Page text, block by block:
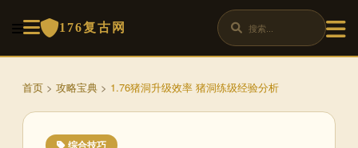
176复古网
首页 > 攻略宝典 > 1.76猪洞升级效率 猪洞练级经验分析
综合技巧